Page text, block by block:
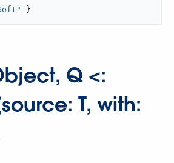
}
Q <:
T, with: